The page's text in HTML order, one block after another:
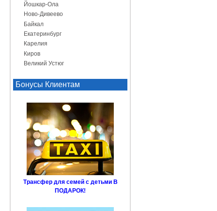
Йошкар-Ола
Ново-Дивеево
Байкал
Екатеринбург
Карелия
Киров
Великий Устюг
Бонусы Клиентам
Трансфер для семей с детьми В
ПОДАРОК!